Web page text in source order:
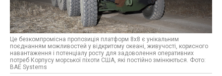
Це безкомпромісна пропозиція платформ 8x8 є унікальним
поєднанням можливостей у відкритому океані, живучості, корисного
навантаження і потенціалу росту для задоволення оперативних
потреб Корпусу морської піхоти США, які постійно змінюються. Фото:
BAE Systems